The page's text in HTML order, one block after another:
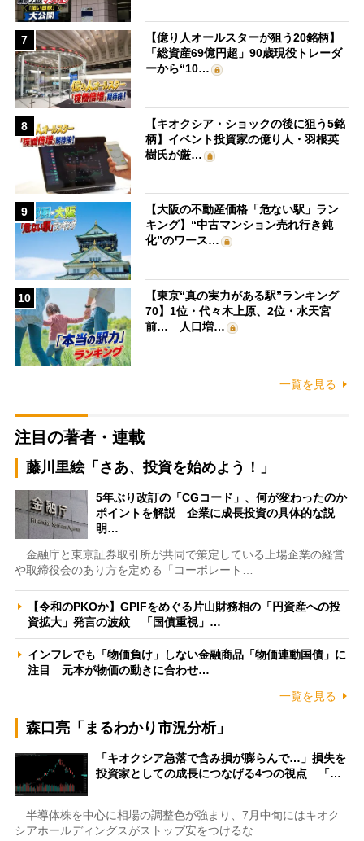
7
【億り人オールスターが狙う20銘柄】
「総資産69億円超」90歳現役トレーダ
ーから“10…
8
【キオクシア・ショックの後に狙う5銘
柄】イベント投資家の億り人・羽根英
樹氏が厳…
9
【大阪の不動産価格「危ない駅」ラン
キング】“中古マンション売れ行き鈍
化”のワース…
10
【東京“真の実力がある駅”ランキング
70】1位・代々木上原、2位・水天宮
前… 人口増…
一覧を見る
注目の著者・連載
藤川里絵「さあ、投資を始めよう！」
5年ぶり改訂の「CGコード」、何が変わったのか
ポイントを解説 企業に成長投資の具体的な説
明…
金融庁と東京証券取引所が共同で策定している上場企業の経営
や取締役会のあり方を定める「コーポレート…
【令和のPKOか】GPIFをめぐる片山財務相の「円資産への投
資拡大」発言の波紋 「国債重視」…
インフレでも「物価負け」しない金融商品「物価連動国債」に
注目 元本が物価の動きに合わせ…
一覧を見る
森口亮「まるわかり市況分析」
「キオクシア急落で含み損が膨らんで…」損失を
投資家としての成長につなげる4つの視点 「…
半導体株を中心に相場の調整色が強まり、7月中旬にはキオク
シアホールディングスがストップ安をつけるな…